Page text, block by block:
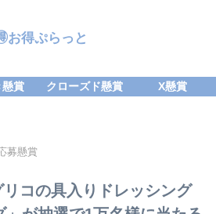
お得ぷらっと
懸賞 クローズド懸賞 X懸賞
募懸賞
コの具入りドレッシング